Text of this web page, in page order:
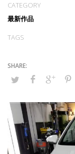
CATEGORY
最新作品
TAGS